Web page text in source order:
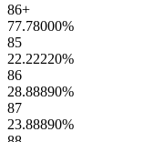
86+
77.78000%
85
22.22220%
86
28.88890%
87
23.88890%